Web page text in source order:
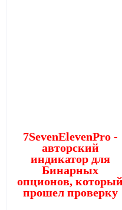
7SevenElevenPro -
авторский
индикатор для
Бинарных
опционов,
прошел проверку